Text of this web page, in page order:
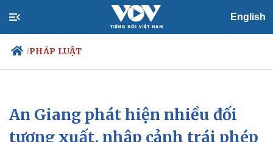
English
/PHÁP LUẬT
Chính trị
Đảng
Xã hội
Tin 24h
An Giang phát hiện nhiều đối
tượng xuất, nhập cảnh trái phép